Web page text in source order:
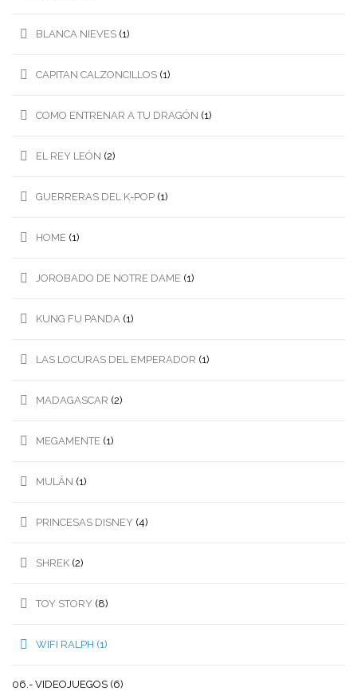
BLANCA NIEVES (1)
CAPITAN CALZONCILLOS (1)
COMO ENTRENAR A TU DRAGÓN (1)
EL REY LEÓN (2)
GUERRERAS DEL K-POP (1)
HOME (1)
JOROBADO DE NOTRE DAME (1)
KUNG FU PANDA (1)
LAS LOCURAS DEL EMPERADOR (1)
MADAGASCAR (2)
MEGAMENTE (1)
MULÁN (1)
PRINCESAS DISNEY (4)
SHREK (2)
TOY STORY (8)
WIFI RALPH (1)
06.- VIDEOJUEGOS (6)